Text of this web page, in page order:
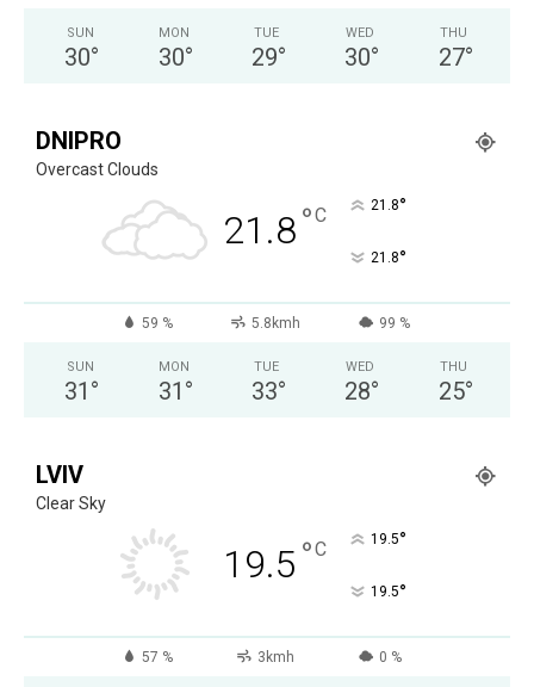
SUN
30°
MON
30°
TUE
29°
WED
30°
THU
27°
DNIPRO
Overcast Clouds
21.8°C 21.8°
21.8°
59 % 5.8kmh 99 %
SUN
31 °
MON
31 °
TUE
33°
WED
28°
THU
25°
LVIV
Clear Sky
19.5 °C 19.5°
19.5°
57 % 3kmh 0 %